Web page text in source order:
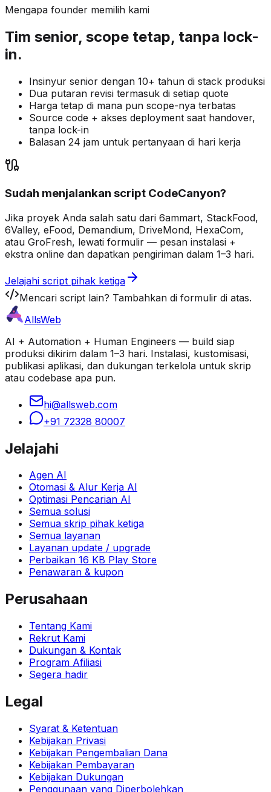
Mengapa founder memilih kami
Tim senior, scope tetap, tanpa lock-
in.
Insinyur senior dengan 10+ tahun di stack produksi
Dua putaran revisi termasuk di setiap quote
Harga tetap di mana pun scope-nya terbatas
Source code + akses deployment saat handover,
tanpa lock-in
Balasan 24 jam untuk pertanyaan di hari kerja
Sudah menjalankan script CodeCanyon?
Jika proyek Anda salah satu dari 6ammart, StackFood,
6Valley, eFood, Demandium, DriveMond, HexaCom,
atau GroFresh, lewati formulir — pesan instalasi +
ekstra online dan dapatkan pengiriman dalam 1–3 hari.
Jelajahi script pihak ketiga
Mencari script lain? Tambahkan di formulir di atas.
AllsWeb
AI + Automation + Human Engineers — build siap
produksi dikirim dalam 1–3 hari. Instalasi, kustomisasi,
publikasi aplikasi, dan dukungan terkelola untuk skrip
atau codebase apa pun.
hi@allsweb.com
+91 72328 80007
Jelajahi
Agen AI
Otomasi & Alur Kerja AI
Optimasi Pencarian AI
Semua solusi
Semua skrip pihak ketiga
Semua layanan
Layanan update / upgrade
Perbaikan 16 KB Play Store
Penawaran & kupon
Perusahaan
Tentang Kami
Rekrut Kami
Dukungan & Kontak
Program Afiliasi
Segera hadir
Legal
Syarat & Ketentuan
Kebijakan Privasi
Kebijakan Pengembalian Dana
Kebijakan Pembayaran
Kebijakan Dukungan
Penggunaan yang Diperbolehkan